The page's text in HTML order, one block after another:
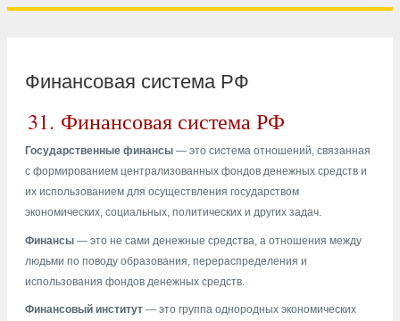
Финансовая система РФ
31. Финансовая система РФ
Государственные финансы — это система отношений, связанная
с формированием централизованных фондов денежных средств и
их использованием для осуществления государством
экономических, социальных, политических и других задач.
Финансы — это не сами денежные средства, а отношения между
людьми по поводу образования, перераспределения и
использования фондов денежных средств.
Финансовый институт — это группа однородных экономических